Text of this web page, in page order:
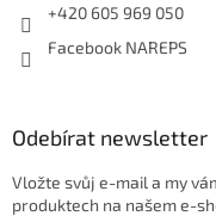
+420 605 969 050
Facebook NAREPS
Odebírat newsletter
Vložte svůj e-mail a my
produktech na našem e-